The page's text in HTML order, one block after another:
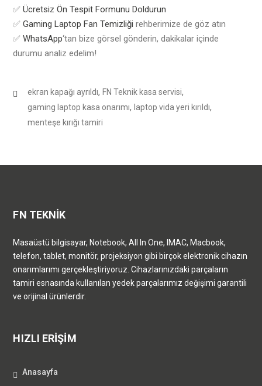
✅Ücretsiz Ön Tespit Formunu Doldurun
✅ Gaming Laptop Fan Temizliği rehberimize de göz atın
✅WhatsApp‘tan bize görsel gönderin, dakikalar içinde
durumu analiz edelim!
ekran kapağı ayrıldı,FN Teknik kasa servisi,
gaming laptop kasa onarımı,laptop vida yeri kırıldı,
menteşe kırığı tamiri
FN TEKNİK
Masaüstü bilgisayar, Notebook, All In One, IMAC, Macbook,
telefon, tablet, monitör, projeksiyon gibi birçok elektronik cihazın
onarımlarımı gerçekleştiriyoruz. Cihazlarınızdaki parçaların
tamiri esnasında kullanılan yedek parçalarımız değişimi garantili
ve orijinal ürünlerdir.
HIZLI ERİŞİM
Anasayfa